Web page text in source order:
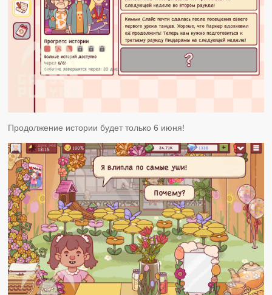
Продолжение истории будет только 6 июня!